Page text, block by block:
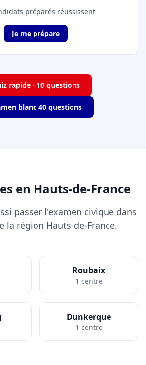
préparés réussissent
Je me prépare
rapide · 10 questions
blanc 40 questions
en Hauts-de-France
passer l'examen civique dans
la région Hauts-de-France.
Roubaix
1 centre
Dunkerque
1 centre